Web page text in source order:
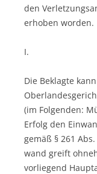
den
erhoben worden.
I.
Die Beklagte
(im Folgenden:
Erfolg den
gemäß § 261
wand greift
vorliegend